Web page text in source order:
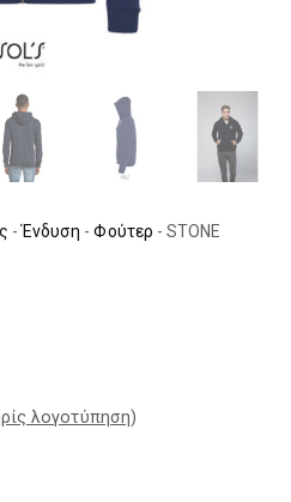
- Ένδυση - Φούτερ - STONE
λογοτύπηση)